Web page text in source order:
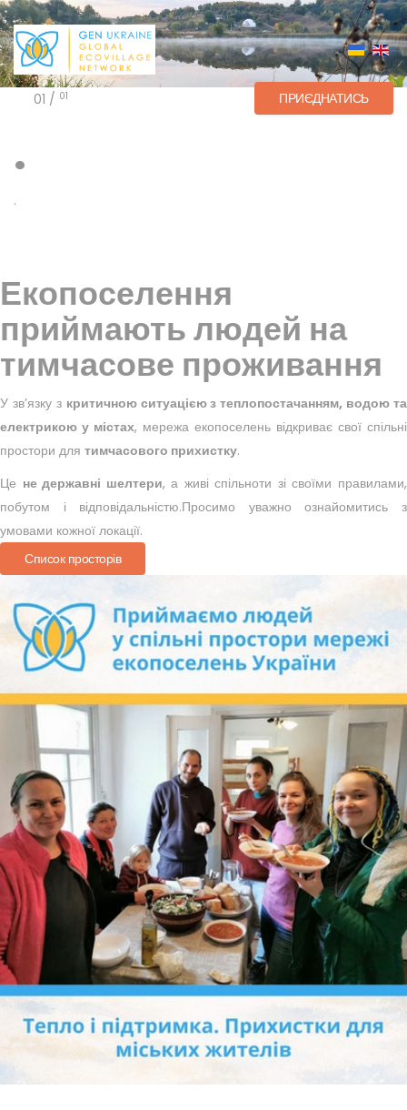
ПРИЄДНАТИСЬ
01 / 01
.
.
Екопоселення
приймають людей на
тимчасове проживання
У зв’язку з критичною ситуацією з теплопостачанням, водою та
електрикою у містах, мережа екопоселень відкриває свої спільні
простори для тимчасового прихистку.
Це не державні шелтери, а живі спільноти зі своїми правилами,
побутом і відповідальністю.Просимо уважно ознайомитись з
умовами кожної локації.
Список просторів